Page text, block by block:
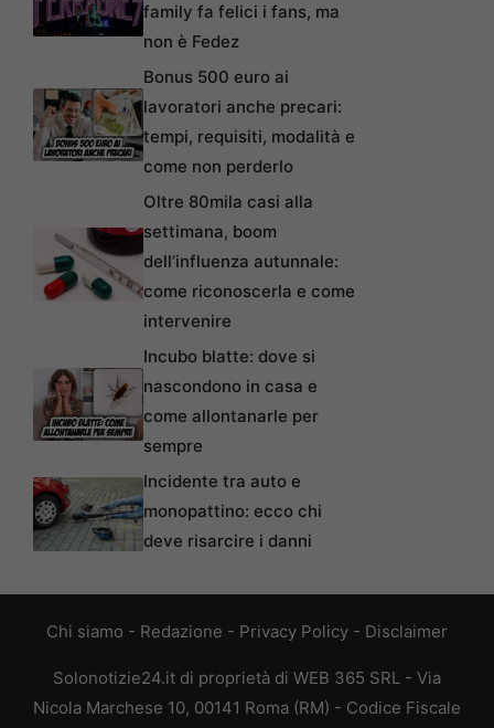
family fa felici i fans, ma
non è Fedez
Bonus 500 euro ai
lavoratori anche precari:
tempi, requisiti, modalità e
come non perderlo
Oltre 80mila casi alla
settimana, boom
dell’influenza autunnale:
come riconoscerla e come
intervenire
Incubo blatte: dove si
nascondono in casa e
come allontanarle per
sempre
Incidente tra auto e
monopattino: ecco chi
deve risarcire i danni
Chi siamo - Redazione - Privacy Policy - Disclaimer
Solonotizie24.it di proprietà di WEB 365 SRL - Via
Nicola Marchese 10, 00141 Roma (RM) - Codice Fiscale